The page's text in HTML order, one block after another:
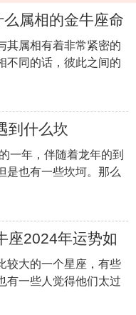
属相的金牛座命
其属相有着非常紧密的
不同的话，彼此之间的
到什么坎
一年，伴随着龙年的到
是也有一些坎坷。那么
座2024年运势如
较大的一个星座，有些
有一些人觉得他们太过